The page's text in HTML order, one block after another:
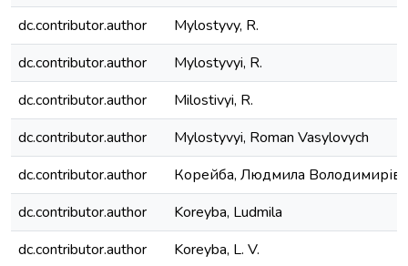
dc.contributor.author
Mylostyvy, R.
dc.contributor.author
Mylostyvyi, R.
dc.contributor.author
Milostivyi, R.
dc.contributor.author
Mylostyvyi, Roman Vasylovych
dc.contributor.author
Корейба, Людмила
dc.contributor.author
Koreyba, Ludmila
dc.contributor.author
Koreyba, L. V.